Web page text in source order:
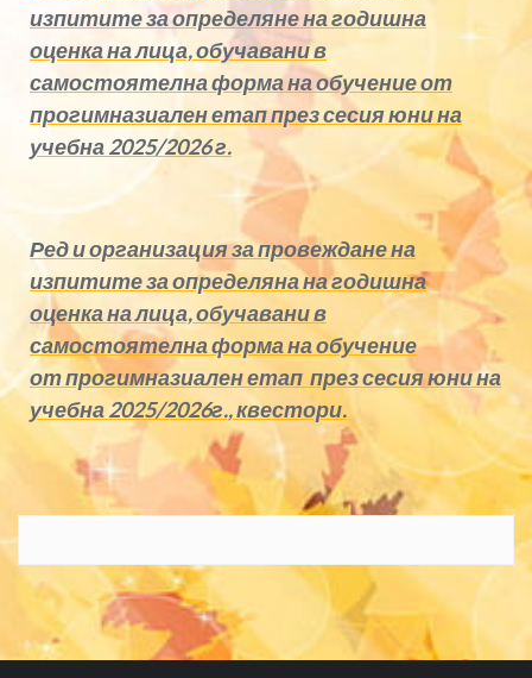
изпитите за определяне на годишна
оценка на лица, обучавани в
самостоятелна форма на обучение от
прогимназиален етап през сесия юни на
учебна 2025/2026 г.
Ред и организация за провеждане на
изпитите за определяна на годишна
оценка на лица, обучавани в
самостоятелна форма на обучение
от прогимназиален етап през сесия юни на
учебна 2025/2026г., квестори.